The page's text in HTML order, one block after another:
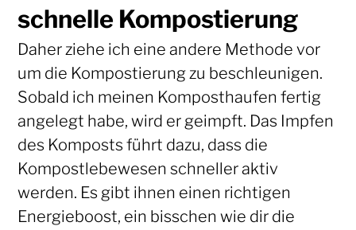
schnelle Kompostierung
Daher ziehe ich eine andere Methode vor
um die Kompostierung zu beschleunigen.
Sobald ich meinen Komposthaufen fertig
angelegt habe, wird er geimpft. Das Impfen
des Komposts führt dazu, dass die
Kompostlebewesen schneller aktiv
werden. Es gibt ihnen einen richtigen
Energieboost, ein bisschen wie dir die